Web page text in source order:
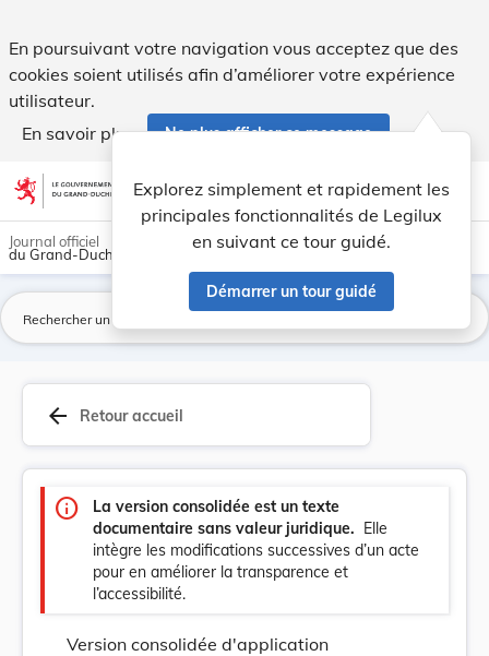
En poursuivant votre navigation vous acceptez que des
cookies soient utilisés afin d’améliorer votre expérience
utilisateur.
En savoir plus
Ne plus afficher ce message
Aller au contenu account_circle help Aide
Explorez simplement et rapidement les
principales fonctionnalités de Legilux
en suivant ce tour guidé.
Démarrer un tour guidé
light_mode dark_mode
Journal officiel
du Grand-Duché de Luxembourg
arrow_back Retour accueil
info
La version consolidée est un texte
documentaire sans valeur juridique. Elle
intègre les modifications successives d’un acte
pour en améliorer la transparence et
l’accessibilité.
Version consolidée d'application